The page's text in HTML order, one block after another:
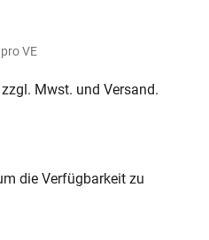
pro VE
Mwst. und Versand.
die Verfügbarkeit zu